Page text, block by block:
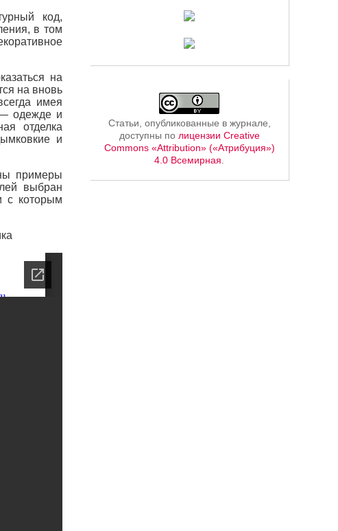
код,
в том
на
на вновь
имея
— одежде и
отделка
и
примеры
выбран
с которым
Статьи, опубликованные в журнале,
доступны по лицензии Creative
Commons «Attribution» («Атрибуция»)
4.0 Всемирная